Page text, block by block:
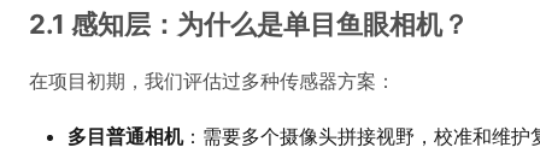
2.1 感知层：为什么是单目鱼眼相机？
在项目初期，我们评估过多种传感器方案：
多目普通相机：需要多个摄像头拼接视野，校准和维护